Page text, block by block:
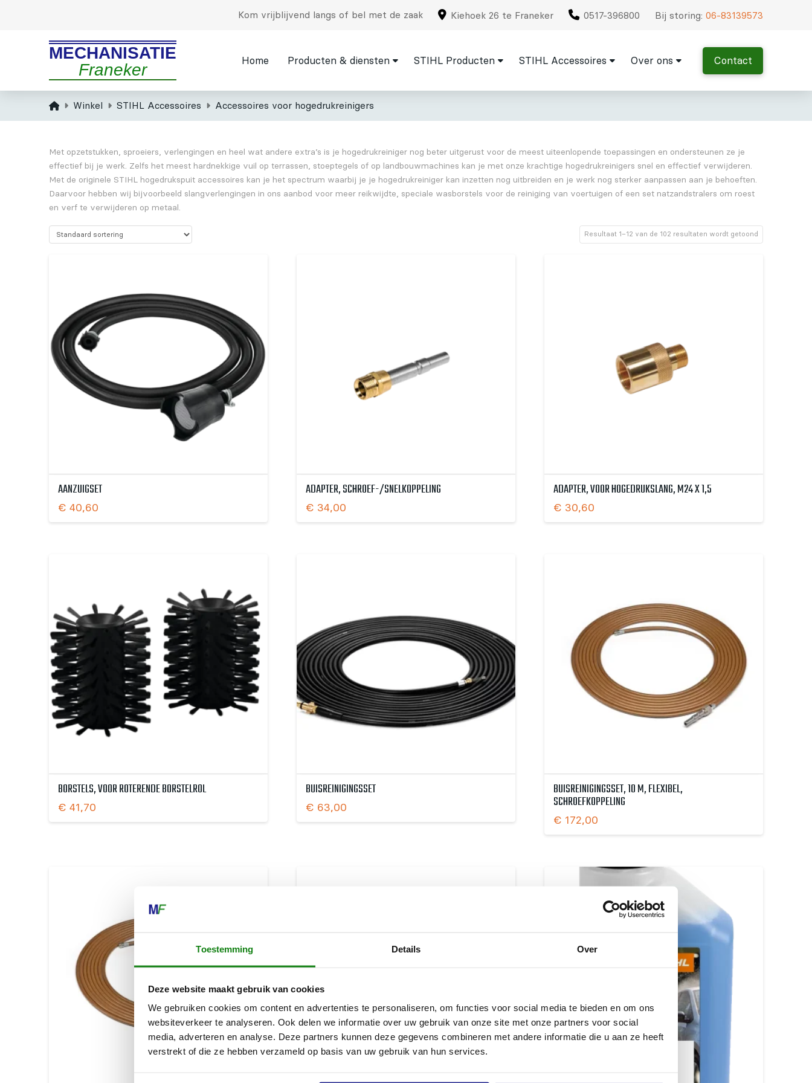
Toestemming Details Over
Deze website maakt gebruik van cookies
We gebruiken cookies om content en advertenties te personaliseren, om functies voor social media te bieden en om ons
websiteverkeer te analyseren. Ook delen we informatie over uw gebruik van onze site met onze partners voor social
media, adverteren en analyse. Deze partners kunnen deze gegevens combineren met andere informatie die u aan ze heeft
verstrekt of die ze hebben verzameld op basis van uw gebruik van hun services.
Kom vrijblijvend langs of bel met de zaak Kiehoek 26 te Franeker 0517-396800 Bij storing:06-83139573
MECHANISATIE
Franeker
Home Producten & diensten STIHL Producten STIHL Accessoires Over ons Contact
HomeWinkel STIHL Accessoires Accessoires voor hogedrukreinigers
Met opzetstukken, sproeiers, verlengingen en heel wat andere extra’s is je hogedrukreiniger nog beter uitgerust voor de meest uiteenlopende toepassingen en ondersteunen ze je
effectief bij je werk. Zelfs het meest hardnekkige vuil op terrassen, stoeptegels of op landbouwmachines kan je met onze krachtige hogedrukreinigers snel en effectief verwijderen.
Met de originele STIHL hogedrukspuit accessoires kan je het spectrum waarbij je je hogedrukreiniger kan inzetten nog uitbreiden en je werk nog sterker aanpassen aan je behoeften.
Daarvoor hebben wij bijvoorbeeld slangverlengingen in ons aanbod voor meer reikwijdte, speciale wasborstels voor de reiniging van voertuigen of een set natzandstralers om roest
en verf te verwijderen op metaal.
Resultaat 1–12 van de 102 resultaten wordt getoond
AANZUIGSET
€ 40,60
ADAPTER, SCHROEF-/SNELKOPPELING
€ 34,00
ADAPTER, VOOR HOGEDRUKSLANG, M24 X 1,5
€ 30,60
BORSTELS, VOOR ROTERENDE BORSTELROL
€ 41,70
BUISREINIGINGSSET
€ 63,00
BUISREINIGINGSSET, 10 M, FLEXIBEL,
SCHROEFKOPPELING
€ 172,00